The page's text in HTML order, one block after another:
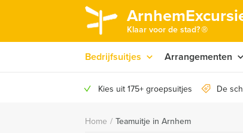
Klaar voor de stad?®
Bedrijfsuitjes Arrangementen
Kies uit 175+ groepsuitjes De
Home / Teamuitje in Arnhem